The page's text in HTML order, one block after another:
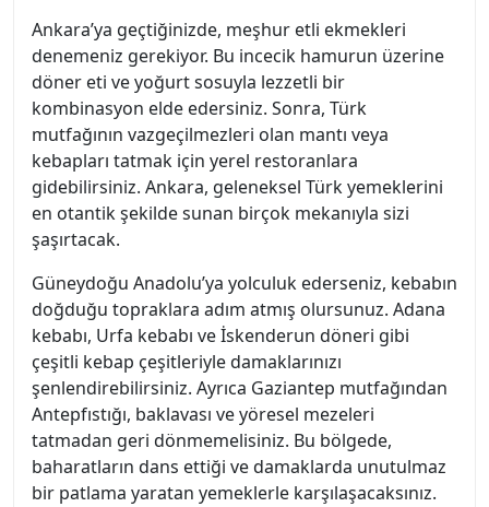
Ankara’ya geçtiğinizde, meşhur etli ekmekleri
denemeniz gerekiyor. Bu incecik hamurun üzerine
döner eti ve yoğurt sosuyla lezzetli bir
kombinasyon elde edersiniz. Sonra, Türk
mutfağının vazgeçilmezleri olan mantı veya
kebapları tatmak için yerel restoranlara
gidebilirsiniz. Ankara, geleneksel Türk yemeklerini
en otantik şekilde sunan birçok mekanıyla sizi
şaşırtacak.
Güneydoğu Anadolu’ya yolculuk ederseniz, kebabın
doğduğu topraklara adım atmış olursunuz. Adana
kebabı, Urfa kebabı ve İskenderun döneri gibi
çeşitli kebap çeşitleriyle damaklarınızı
şenlendirebilirsiniz. Ayrıca Gaziantep mutfağından
Antepfıstığı, baklavası ve yöresel mezeleri
tatmadan geri dönmemelisiniz. Bu bölgede,
baharatların dans ettiği ve damaklarda unutulmaz
bir patlama yaratan yemeklerle karşılaşacaksınız.